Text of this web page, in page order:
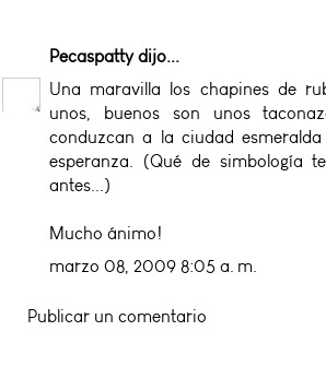
Pecaspattydijo...
Una maravilla los chapines de
unos, buenos son unos
conduzcan a la ciudad
esperanza. (Qué de simbología
antes...)
Mucho ánimo!
marzo 08, 2009 8:05 a. m.
Publicar un comentario